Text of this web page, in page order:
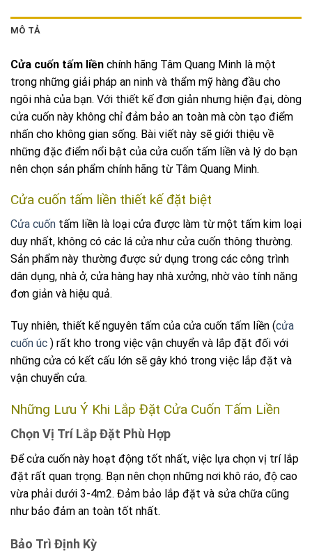
MÔ TẢ
Cửa cuốn tấm liền chính hãng Tâm Quang Minh là một
trong những giải pháp an ninh và thẩm mỹ hàng đầu cho
ngôi nhà của bạn. Với thiết kế đơn giản nhưng hiện đại, dòng
cửa cuốn này không chỉ đảm bảo an toàn mà còn tạo điểm
nhấn cho không gian sống. Bài viết này sẽ giới thiệu về
những đặc điểm nổi bật của cửa cuốn tấm liền và lý do bạn
nên chọn sản phẩm chính hãng từ Tâm Quang Minh.
Cửa cuốn tấm liền thiết kế đặt biệt
Cửa cuốn tấm liền là loại cửa được làm từ một tấm kim loại
duy nhất, không có các lá cửa như cửa cuốn thông thường.
Sản phẩm này thường được sử dụng trong các công trình
dân dụng, nhà ở, cửa hàng hay nhà xưởng, nhờ vào tính năng
đơn giản và hiệu quả.
Tuy nhiên, thiết kế nguyên tấm của cửa cuốn tấm liền (cửa
cuốn úc ) rất kho trong việc vận chuyển và lắp đặt đối với
những cửa có kết cấu lớn sẽ gây khó trong việc lắp đặt và
vận chuyển cửa.
Những Lưu Ý Khi Lắp Đặt Cửa Cuốn Tấm Liền
Chọn Vị Trí Lắp Đặt Phù Hợp
Để cửa cuốn này hoạt động tốt nhất, việc lựa chọn vị trí lắp
đặt rất quan trọng. Bạn nên chọn những nơi khô ráo, độ cao
vừa phải dưới 3-4m2. Đảm bảo lắp đặt và sửa chữa cũng
như bảo đảm an toàn tốt nhất.
Bảo Trì Định Kỳ